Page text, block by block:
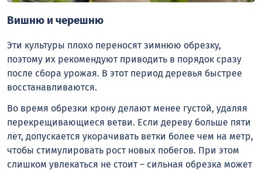
Вишню и черешню
Эти культуры плохо переносят зимнюю обрезку,
поэтому их рекомендуют приводить в порядок сразу
после сбора урожая. В этот период деревья быстрее
восстанавливаются.
Во время обрезки крону делают менее густой, удаляя
перекрещивающиеся ветви. Если дереву больше пяти
лет, допускается укорачивать ветки более чем на метр,
чтобы стимулировать рост новых побегов. При этом
слишком увлекаться не стоит – сильная обрезка может